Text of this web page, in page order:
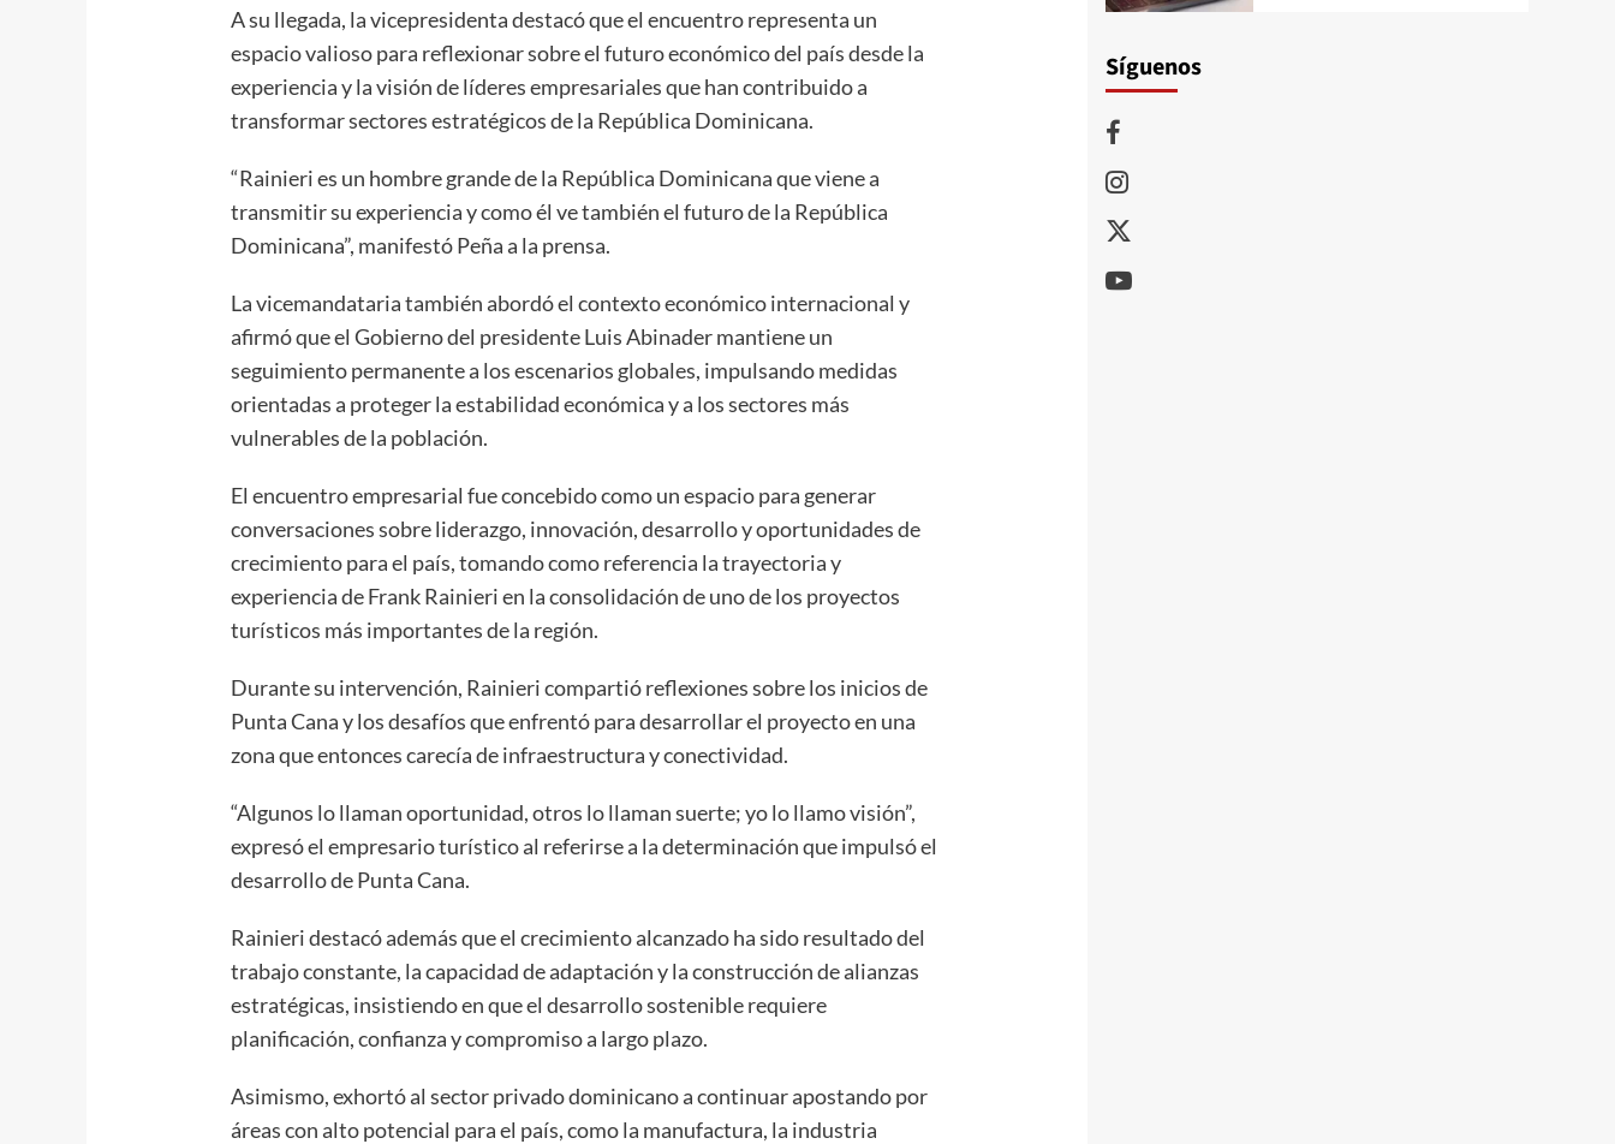
A su llegada, la vicepresidenta destacó que el encuentro representa un
espacio valioso para reflexionar sobre el futuro económico del país desde la
experiencia y la visión de líderes empresariales que han contribuido a
transformar sectores estratégicos de la República Dominicana.
“Rainieri es un hombre grande de la República Dominicana que viene a
transmitir su experiencia y como él ve también el futuro de la República
Dominicana”, manifestó Peña a la prensa.
La vicemandataria también abordó el contexto económico internacional y
afirmó que el Gobierno del presidente Luis Abinader mantiene un
seguimiento permanente a los escenarios globales, impulsando medidas
orientadas a proteger la estabilidad económica y a los sectores más
vulnerables de la población.
El encuentro empresarial fue concebido como un espacio para generar
conversaciones sobre liderazgo, innovación, desarrollo y oportunidades de
crecimiento para el país, tomando como referencia la trayectoria y
experiencia de Frank Rainieri en la consolidación de uno de los proyectos
turísticos más importantes de la región.
Durante su intervención, Rainieri compartió reflexiones sobre los inicios de
Punta Cana y los desafíos que enfrentó para desarrollar el proyecto en una
zona que entonces carecía de infraestructura y conectividad.
“Algunos lo llaman oportunidad, otros lo llaman suerte; yo lo llamo visión”,
expresó el empresario turístico al referirse a la determinación que impulsó el
desarrollo de Punta Cana.
Rainieri destacó además que el crecimiento alcanzado ha sido resultado del
trabajo constante, la capacidad de adaptación y la construcción de alianzas
estratégicas, insistiendo en que el desarrollo sostenible requiere
planificación, confianza y compromiso a largo plazo.
Asimismo, exhortó al sector privado dominicano a continuar apostando por
áreas con alto potencial para el país, como la manufactura, la industria
Síguenos